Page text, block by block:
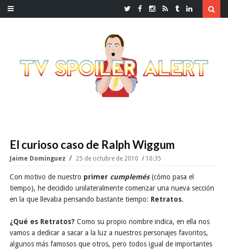
El curioso caso de Ralph Wiggum
Jaime Domínguez 25 de octubre de 2010 10:35
Con motivo de nuestro primer cumplemés(cómo pasa el
tiempo), he decidido unilateralmente comenzar una nueva sección
en la que llevaba pensando bastante tiempo: Retratos.
¿Qué es Retratos? Como su propio nombre indica, en ella nos
vamos a dedicar a sacar a la luz a nuestros personajes favoritos,
algunos más famosos que otros, pero todos igual de importantes